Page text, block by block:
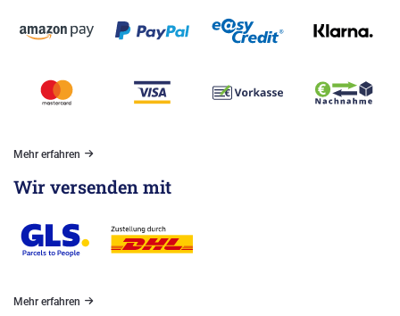
Mehr erfahren
Wir versenden mit
Mehr erfahren